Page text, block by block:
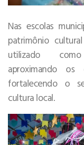
Nas escolas
patrimônio
utilizado
aproximando
fortalecendo o
cultura local.